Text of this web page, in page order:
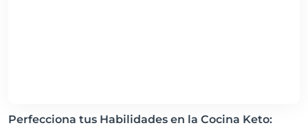
Perfecciona tus Habilidades en la Cocina Keto: